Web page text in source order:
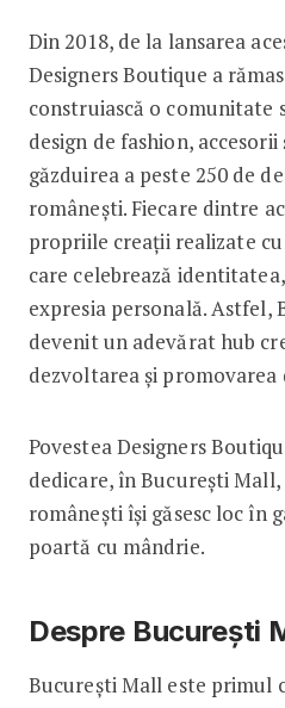
Din 2018, de la lansarea
Designers Boutique a
construiască o comunitate
design de fashion,
găzduirea a peste 250 de
românești. Fiecare dintre
propriile creații realizate
care celebrează
expresia personală.
devenit un adevărat hub
dezvoltarea și promovarea
Povestea Designers
dedicare, în București
românești își găsesc loc în
poartă cu mândrie.
Despre București
București Mall este primul